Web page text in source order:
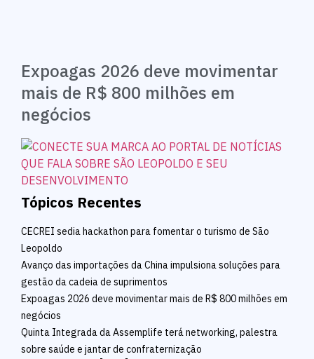
Expoagas 2026 deve movimentar
mais de R$ 800 milhões em
negócios
Tópicos Recentes
CECREI sedia hackathon para fomentar o turismo de São
Leopoldo
Avanço das importações da China impulsiona soluções para
gestão da cadeia de suprimentos
Expoagas 2026 deve movimentar mais de R$ 800 milhões em
negócios
Quinta Integrada da Assemplife terá networking, palestra
sobre saúde e jantar de confraternização